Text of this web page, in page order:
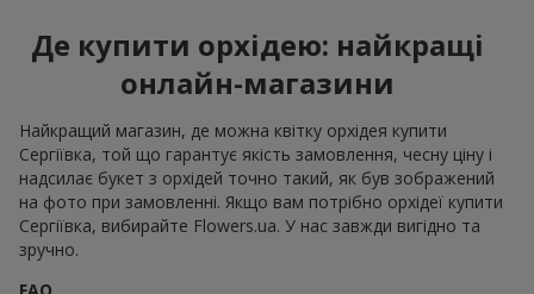
Де купити орхідею: найкращі
онлайн-магазини
Найкращий магазин, де можна квітку орхідея купити
Сергіївка, той що гарантує якість замовлення, чесну ціну і
надсилає букет з орхідей точно такий, як був зображений
на фото при замовленні. Якщо вам потрібно орхідеї купити
Сергіївка, вибирайте Flowers.ua. У нас завжди вигідно та
зручно.